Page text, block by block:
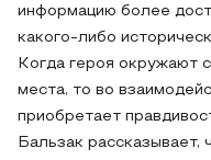
информацию более
какого-либо
Когда героя окружают
места, то во
приобретает
Бальзак рассказывает,